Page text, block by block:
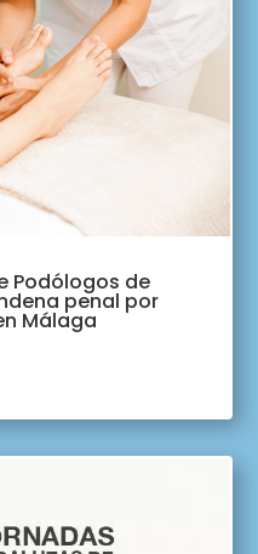
Podólogos de
penal por
Málaga